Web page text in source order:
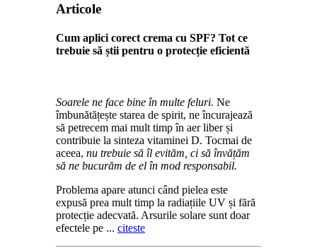
Articole
Cum aplici corect crema cu SPF? Tot ce
trebuie să știi pentru o protecție eficientă
Soarele ne face bine în multe feluri. Ne
îmbunătățește starea de spirit, ne încurajează
să petrecem mai mult timp în aer liber și
contribuie la sinteza vitaminei D. Tocmai de
aceea, nu trebuie să îl evităm, ci să învățăm
să ne bucurăm de el în mod responsabil.
Problema apare atunci când pielea este
expusă prea mult timp la radiațiile UV și fără
protecție adecvată. Arsurile solare sunt doar
efectele pe ... citeste